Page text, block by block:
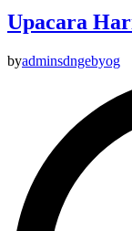
Upacara
byadminsdngebyog